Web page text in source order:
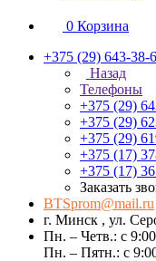
0 Корзина
+375 (29) 643-38-
Назад
Телефоны
+375 (29)
+375 (29)
+375 (29)
+375 (17)
+375 (17)
Заказать
BTSprom@mail.ru
г. Минск , ул.
Пн. – Четв.: с
Пн. – Пятн.: с